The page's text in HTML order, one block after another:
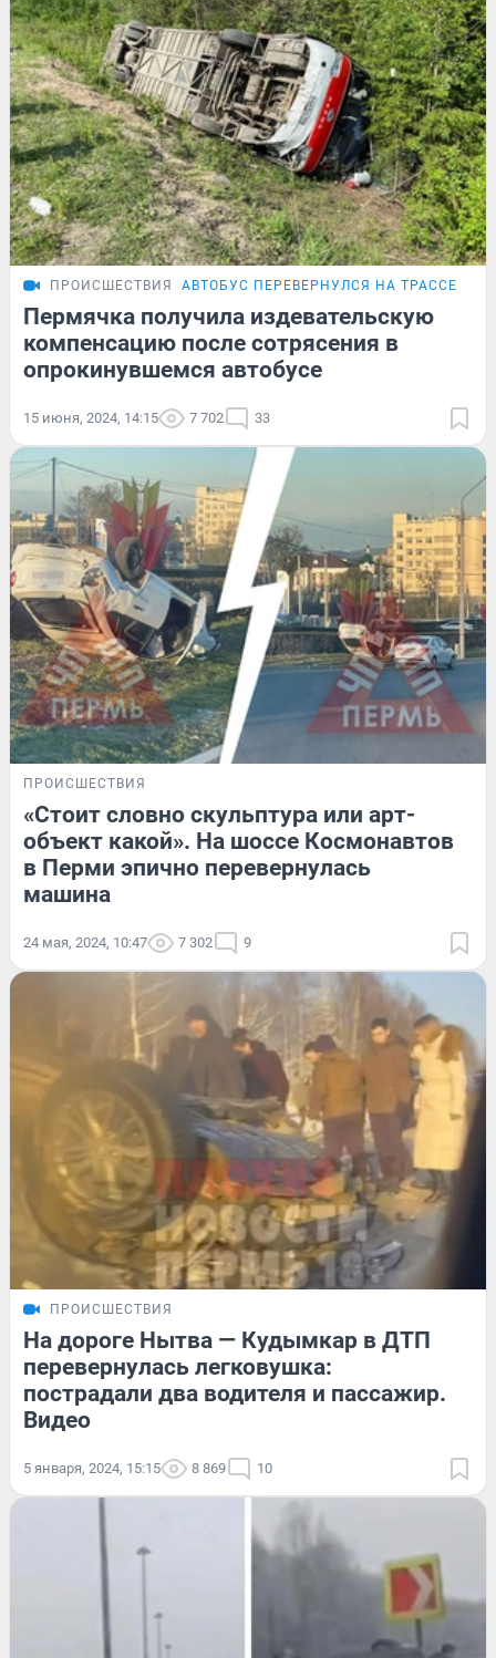
ПРОИСШЕСТВИЯ АВТОБУС ПЕРЕВЕРНУЛСЯ НА ТРАССЕ
Пермячка получила издевательскую
компенсацию после сотрясения в
опрокинувшемся автобусе
15 июня, 2024, 14:15 7 702 33
ПРОИСШЕСТВИЯ
«Стоит словно скульптура или арт-
объект какой». На шоссе Космонавтов
в Перми эпично перевернулась
машина
24 мая, 2024, 10:47 7 302 9
ПРОИСШЕСТВИЯ
На дороге Нытва — Кудымкар в ДТП
перевернулась легковушка:
пострадали два водителя и пассажир.
Видео
5 января, 2024, 15:15 8 869 10